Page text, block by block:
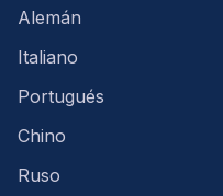
Alemán
Italiano
Portugués
Chino
Ruso